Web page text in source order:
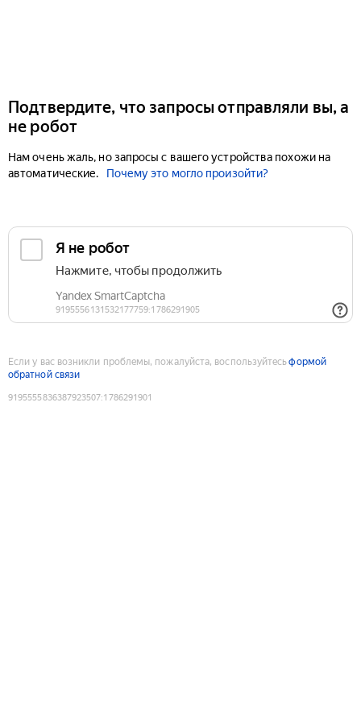
Подтвердите, что запросы отправляли вы, а
не робот
Нам очень жаль, но запросы с вашего устройства похожи на
автоматические.
Почему это могло произойти?
Если у вас возникли проблемы, пожалуйста, воспользуйтесьформой
обратной связи
9195555836387923507:1786291901